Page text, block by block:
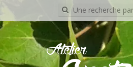
Recherche
pour:
Atelier